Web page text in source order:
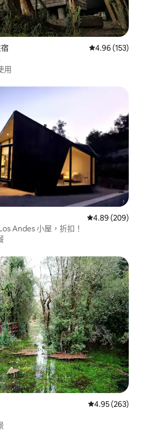
從 153 則評價
4.96 (153)
用
從 209 則評價
4.89 (209)
Andes 小屋，折扣！
從 263 則評價
4.95 (263)